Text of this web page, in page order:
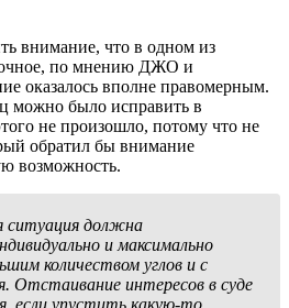
внимание, что в одном из
по мнению ДЖО и
оказалось вполне правомерным.
можно было исправить в
не произошло, потому что не
обратил бы внимание
возможность.
ситуация должна
и максимально
количеством углов и с
Отстаивание интересов в суде
если упустить какую-то